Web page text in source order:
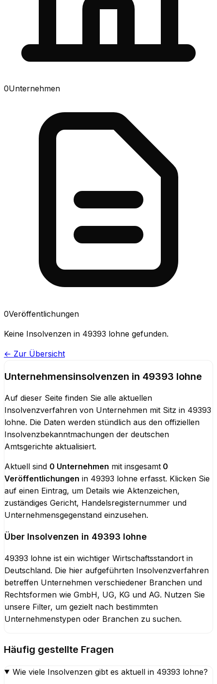
0Unternehmen
0Veröffentlichungen
Keine Insolvenzen in 49393 lohne gefunden.
← Zur Übersicht
Unternehmensinsolvenzen in 49393 lohne
Auf dieser Seite finden Sie alle aktuellen
Insolvenzverfahren von Unternehmen mit Sitz in 49393
lohne. Die Daten werden stündlich aus den offiziellen
Insolvenzbekanntmachungen der deutschen
Amtsgerichte aktualisiert.
Aktuell sind 0 Unternehmen mit insgesamt 0
Veröffentlichungen in 49393 lohne erfasst. Klicken Sie
auf einen Eintrag, um Details wie Aktenzeichen,
zuständiges Gericht, Handelsregisternummer und
Unternehmensgegenstand einzusehen.
Über Insolvenzen in 49393 lohne
49393 lohne ist ein wichtiger Wirtschaftsstandort in
Deutschland. Die hier aufgeführten Insolvenzverfahren
betreffen Unternehmen verschiedener Branchen und
Rechtsformen wie GmbH, UG, KG und AG. Nutzen Sie
unsere Filter, um gezielt nach bestimmten
Unternehmenstypen oder Branchen zu suchen.
Häufig gestellte Fragen
Wie viele Insolvenzen gibt es aktuell in 49393 lohne?